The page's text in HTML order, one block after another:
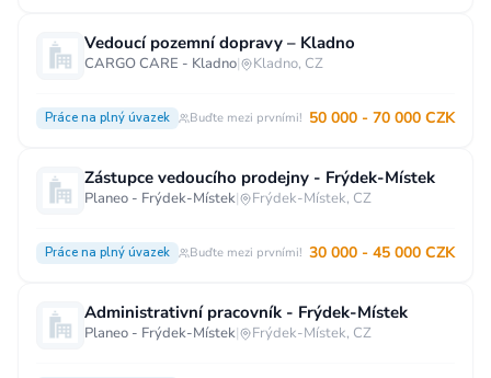
Vedoucí pozemní dopravy – Kladno
CARGO CARE - Kladno| Kladno, CZ
Práce na plný úvazek Buďte mezi prvními! 50 000 - 70 000 CZK
Zástupce vedoucího prodejny - Frýdek-Místek
Planeo - Frýdek-Místek| Frýdek-Místek, CZ
Práce na plný úvazek Buďte mezi prvními! 30 000 - 45 000 CZK
Administrativní pracovník - Frýdek-Místek
Planeo - Frýdek-Místek| Frýdek-Místek, CZ